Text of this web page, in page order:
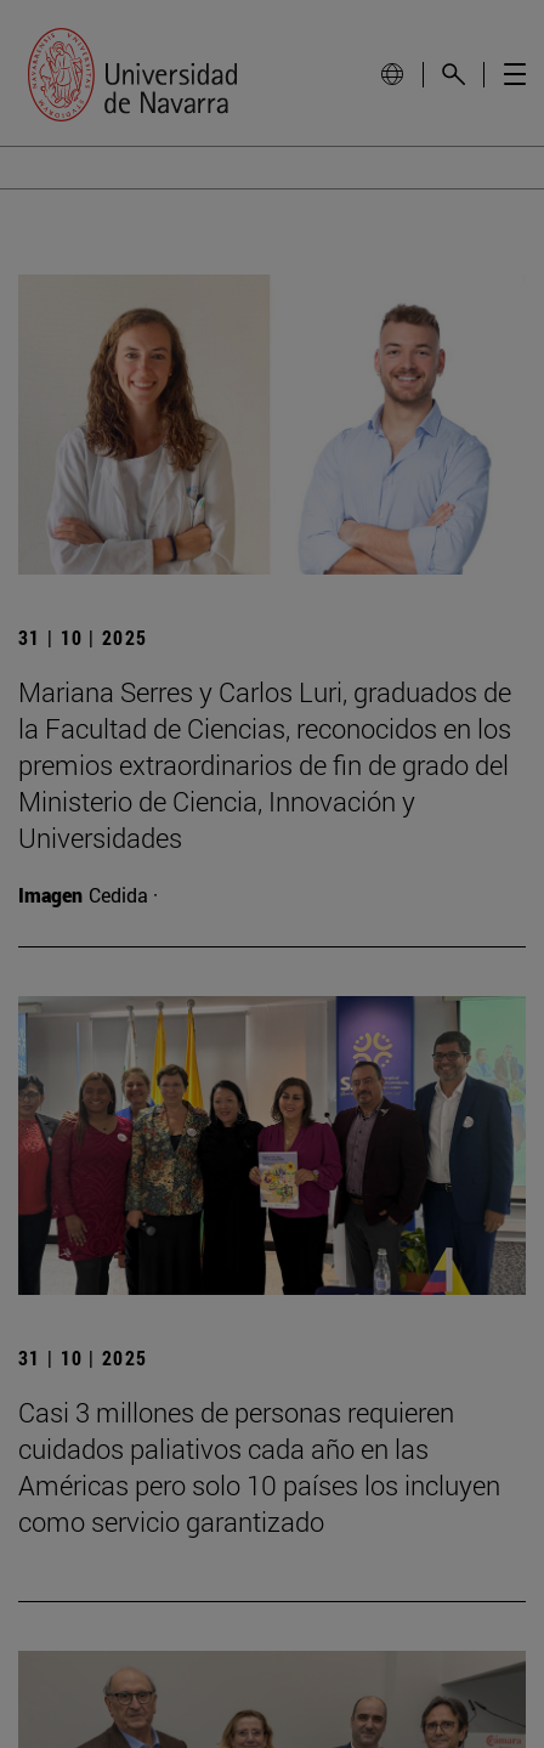
31 | 10 | 2025
Mariana Serres y Carlos Luri, graduados de
la Facultad de Ciencias, reconocidos en los
premios extraordinarios de fin de grado del
Ministerio de Ciencia, Innovación y
Universidades
Imagen Cedida ·
31 | 10 | 2025
Casi 3 millones de personas requieren
cuidados paliativos cada año en las
Américas pero solo 10 países los incluyen
como servicio garantizado